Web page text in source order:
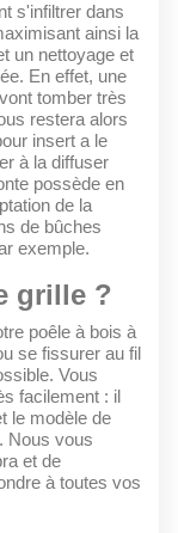
s'infiltrer dans
ainsi la
un nettoyage et
En effet, une
tomber très
restera alors
insert a le
à la diffuser
possède en
de la
de bûches
exemple.
grille ?
poêle à bois à
se fissurer au fil
Vous
facilement : il
le modèle de
Nous vous
et de
à toutes vos